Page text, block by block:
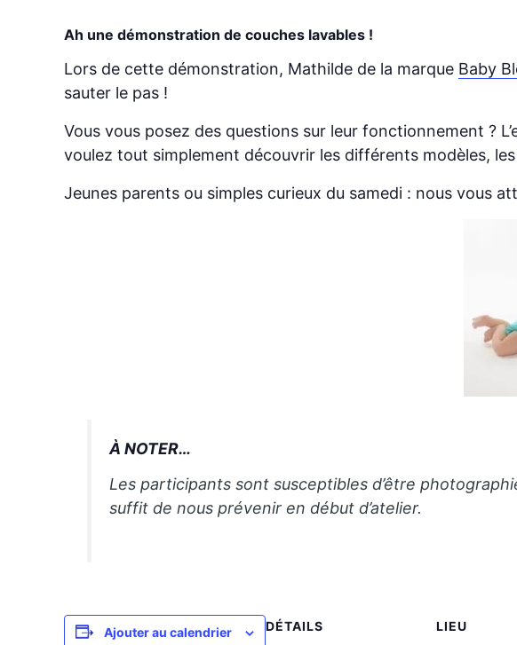
Ah une démonstration de couches lavables !
Lors de cette démonstration, Mathilde de la marque Baby
sauter le pas !
Vous vous posez des questions sur leur fonctionnement ?
voulez tout simplement découvrir les différents modèles,
Jeunes parents ou simples curieux du samedi : nous vous
À NOTER…
Les participants sont susceptibles d’être
suffit de nous prévenir en début d’atelier.
Ajouter au calendrier
DÉTAILS
LIEU